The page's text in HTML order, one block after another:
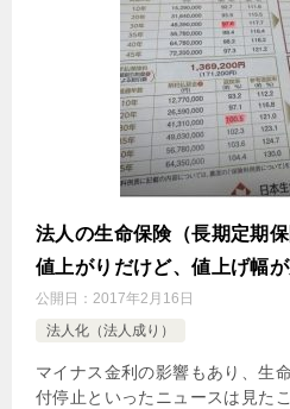
法人の生命保険（長期定期
値上がりだけど、値上げ幅が
公開日： 2017年2月16日
法人化（法人成り）
マイナス金利の影響もあり、生
付停止といったニュースは見た